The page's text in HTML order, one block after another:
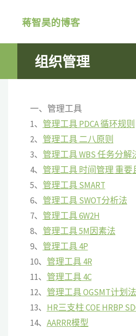
蒋智昊的博客
组织管理
一、管理工具
1、 管理工具 PDCA 循环规则
2、 管理工具 二八原则
3、 管理工具 WBS 任务分解
4、 管理工具 时间管理 重要
5、 管理工具 SMART
6、 管理工具 SWOT分析法
7、 管理工具 6W2H
8、 管理工具 5M因素法
9、 管理工具 4P
10、 管理工具 4R
11、 管理工具 4C
12、 管理工具 OGSMT计划法
13、 HR三支柱 COE HRBP
14、 AARRR模型